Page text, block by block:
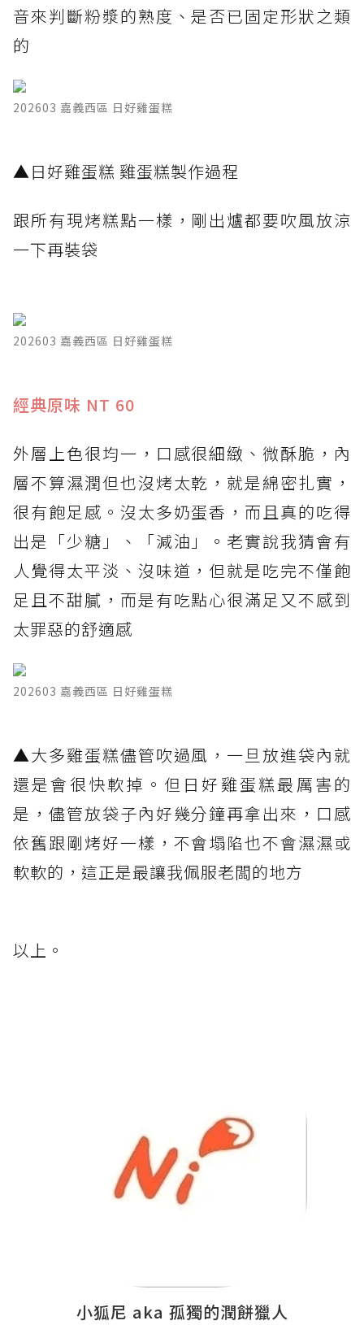
音來判斷粉漿的熟度、是否已固定形狀之類
的
202603 嘉義西區 日好雞蛋糕
▲日好雞蛋糕 雞蛋糕製作過程
跟所有現烤糕點一樣，剛出爐都要吹風放涼
一下再裝袋
202603 嘉義西區 日好雞蛋糕
經典原味 NT 60
外層上色很均一，口感很細緻、微酥脆，內
層不算濕潤但也沒烤太乾，就是綿密扎實，
很有飽足感。沒太多奶蛋香，而且真的吃得
出是「少糖」、「減油」。老實說我猜會有
人覺得太平淡、沒味道，但就是吃完不僅飽
足且不甜膩，而是有吃點心很滿足又不感到
太罪惡的舒適感
202603 嘉義西區 日好雞蛋糕
▲大多雞蛋糕儘管吹過風，一旦放進袋內就
還是會很快軟掉。但日好雞蛋糕最厲害的
是，儘管放袋子內好幾分鐘再拿出來，口感
依舊跟剛烤好一樣，不會塌陷也不會濕濕或
軟軟的，這正是最讓我佩服老闆的地方
以上。
小狐尼 aka 孤獨的潤餅獵人